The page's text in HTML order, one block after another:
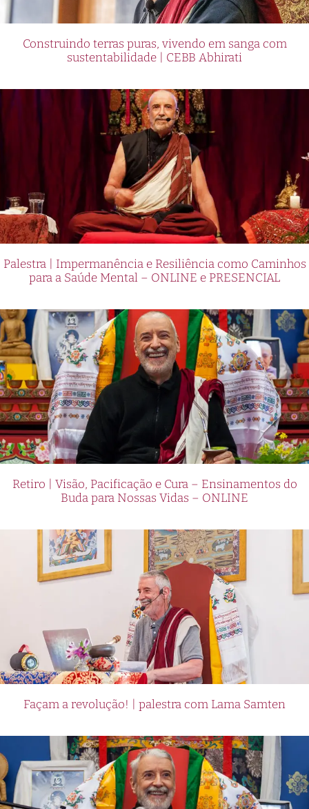
Construindo terras puras, vivendo em sanga com
sustentabilidade | CEBB Abhirati
Palestra | Impermanência e Resiliência como Caminhos
para a Saúde Mental – ONLINE e PRESENCIAL
Retiro | Visão, Pacificação e Cura – Ensinamentos do
Buda para Nossas Vidas – ONLINE
Façam a revolução! | palestra com Lama Samten